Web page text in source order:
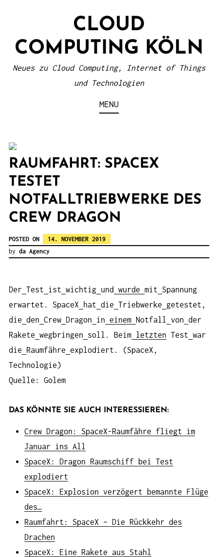
CLOUD
COMPUTING KÖLN
Neues zu Cloud Computing, Internet of Things
und Technologien
MENU
RAUMFAHRT: SPACEX
TESTET
NOTFALLTRIEBWERKE DES
CREW DRAGON
POSTED ON
14. NOVEMBER 2019
by da Agency
Der Test ist wichtig und wurde mit
Spannung
erwartet. SpaceX
hat die Triebwerke
getestet,
die den Crew Dragon in einem Notfall von der
Rakete wegbringen soll. Beim letzten Test war
die
Raumfähre explodiert. (SpaceX,
Technologie)
Quelle: Golem
DAS KÖNNTE SIE AUCH INTERESSIEREN:
Crew Dragon: SpaceX-Raumfähre fliegt im
Januar ins All
SpaceX: Dragon Raumschiff bei Test
explodiert
SpaceX: Explosion verzögert bemannte Flüge
des…
Raumfahrt: SpaceX – Die Rückkehr des
Drachen
SpaceX: Eine Rakete aus Stahl